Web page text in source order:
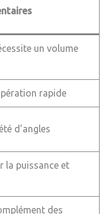
un volume
rapide
d’angles
la puissance et
des